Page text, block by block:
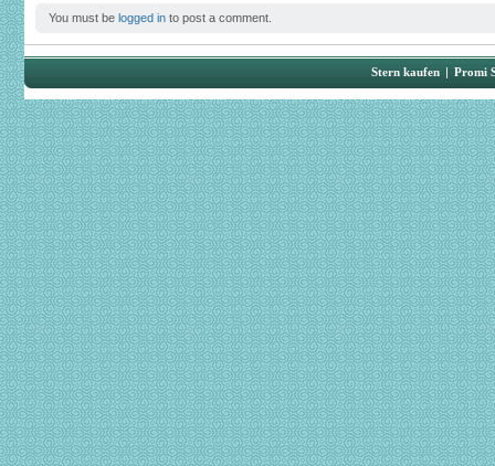
You must be logged in to post a comment.
Stern kaufen | Promi